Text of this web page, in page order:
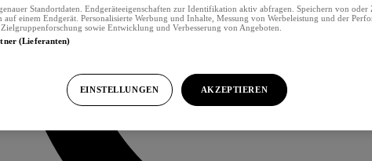
Standortdaten. Endgeräteeigenschaften zur Identifikation aktiv abfragen. Speichern von
einem Endgerät. Personalisierte Werbung und Inhalte, Messung von Werbeleistung und der
sowie Entwicklung und Verbesserung von Angeboten.
(Lieferanten)
EINSTELLUNGEN AKZEPTIEREN